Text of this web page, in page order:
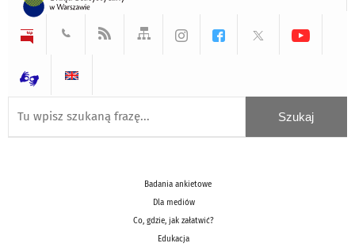
czarnymczarnymżółtym
Badania ankietowe
Dla mediów
Co, gdzie, jak załatwić?
Edukacja